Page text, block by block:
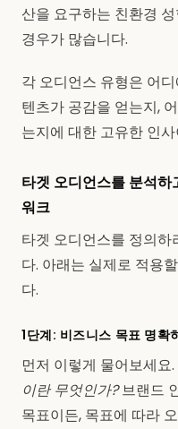
산을 요구하는 친환경
경우가 많습니다.
각 오디언스 유형은 어
텐츠가 공감을 얻는지,
는지에 대한 고유한 인
타겟 오디언스를 분석
워크
타겟 오디언스를 정의
다. 아래는 실제로 적용
다.
1단계: 비즈니스 목표 명확
먼저 이렇게 물어보세요.
이란 무엇인가?브랜드
목표이든, 목표에 따라